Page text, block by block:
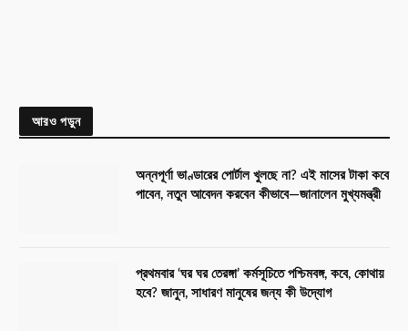
আরও পড়ুন
অন্নপূর্ণা ভাণ্ডারের পোর্টাল খুলছে না? এই মাসের টাকা কবে
পাবেন, নতুন আবেদন করবেন কীভাবে—জানালেন মুখ্যমন্ত্রী
প্রথমবার ‘ঘর ঘর তেরঙ্গা’ কর্মসূচিতে পশ্চিমবঙ্গ, কবে, কোথায়
হবে? জানুন, সাধারণ মানুষের জন্য কী উদ্যোগ